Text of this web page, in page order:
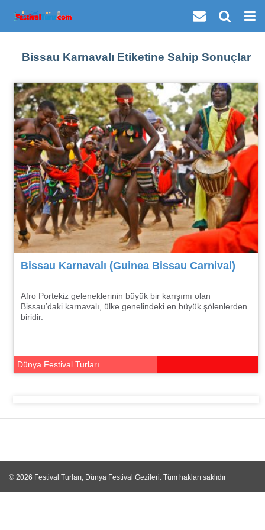
Bissau Karnavalı Etiketine Sahip Sonuçlar
Bissau Karnavalı (Guinea Bissau Carnival)
Afro Portekiz geleneklerinin büyük bir karışımı olan
Bissau’daki karnavalı, ülke genelindeki en büyük şölenlerden
biridir.
Dünya Festival Turları
© 2026 Festival Turları, Dünya Festival Gezileri . Tüm hakları saklıdır